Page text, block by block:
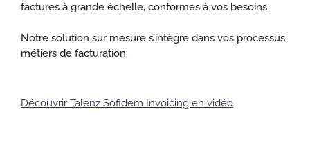
factures à grande échelle, conformes à vos besoins.
Notre solution sur mesure s’intègre dans vos processus
métiers de facturation.
Découvrir Talenz Sofidem Invoicing en vidéo